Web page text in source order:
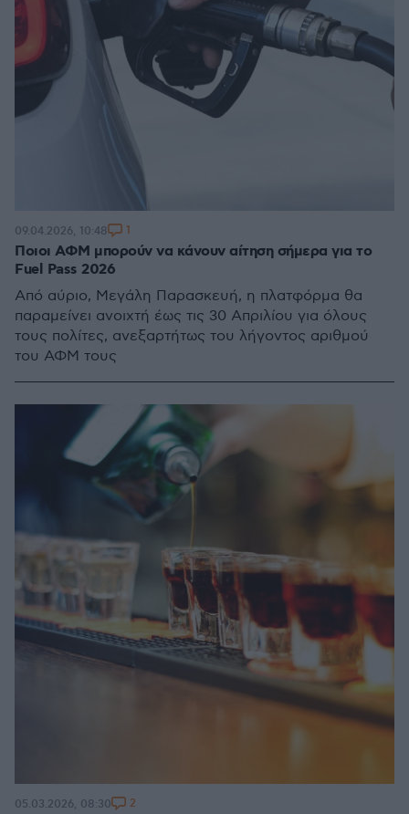
Ποιοι ΑΦΜ μπορούν να κάνουν αίτηση σήμερα για το
Fuel Pass 2026
Από αύριο, Μεγάλη Παρασκευή, η πλατφόρμα θα
παραμείνει ανοιχτή έως τις 30 Απριλίου για όλους
τους πολίτες, ανεξαρτήτως του λήγοντος αριθμού
του ΑΦΜ τους
09.04.2026, 10:48 1
05.03.2026, 08:30 2